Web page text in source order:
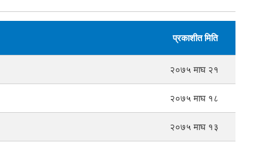
प्रकाशीत मिति
२०७५ माघ २१
२०७५ माघ १८
२०७५ माघ १३